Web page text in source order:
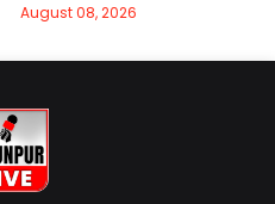
August 08, 2026